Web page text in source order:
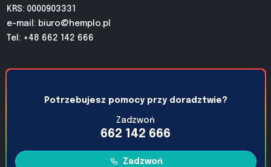
KRS: 0000903331
e-mail: biuro@hemplo.pl
Tel: +48 662 142 666
Potrzebujesz pomocy przy doradztwie?
Zadzwoń
662 142 666
Zadzwoń